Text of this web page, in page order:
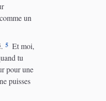
un
5 Et moi,
tu
pour une
puisses